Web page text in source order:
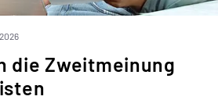
die Zweitmeinung